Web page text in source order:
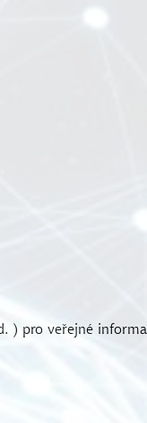
) pro veřejné